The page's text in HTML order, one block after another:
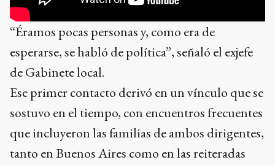
“Éramos pocas personas y, como era de
esperarse, se habló de política”, señaló el exjefe
de Gabinete local.
Ese primer contacto derivó en un vínculo que se
sostuvo en el tiempo, con encuentros frecuentes
que incluyeron las familias de ambos dirigentes,
tanto en Buenos Aires como en las reiteradas